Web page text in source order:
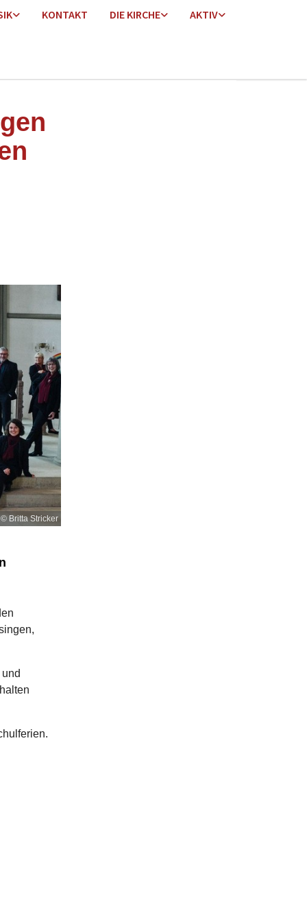
KONTAKT DIE KIRCHE AKTIV
© Britta Stricker